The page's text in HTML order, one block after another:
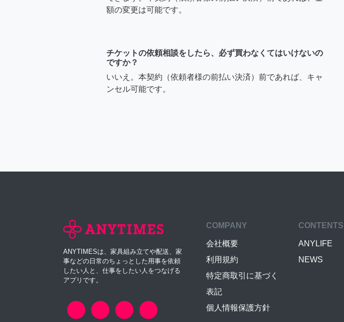
額の変更は可能です。
チケットの依頼相談をしたら、必ず買わなくてはいけないの
ですか？
いいえ。本契約（依頼者様の前払い決済）前であれば、キャ
ンセル可能です。
ANYTIMESは、家具組み立てや配送、家
事などの日常のちょっとした用事を依頼
したい人と、仕事をしたい人をつなげる
アプリです。
COMPANY
会社概要
利用規約
特定商取引に基づく
表記
個人情報保護方針
CONTENTS
ANYLIFE
NEWS